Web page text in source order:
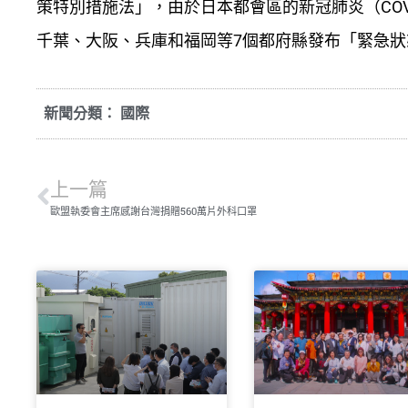
策特別措施法」，由於日本都會區的新冠肺炎（
千葉、大阪、兵庫和福岡等7個都府縣發布「緊急
新聞分類： 國際
上一篇
歐盟執委會主席感謝台灣捐贈560萬片外科口罩